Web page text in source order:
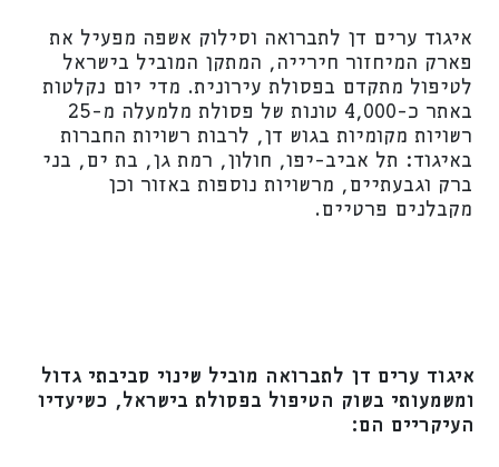
איגוד ערים דן לתברואה וסילוק אשפה מפעיל את
פארק המיחזור חירייה, המתקן המוביל בישראל
לטיפול מתקדם בפסולת עירונית. מדי יום נקלטות
באתר כ-4,000 טונות של פסולת מלמעלה מ-25
רשויות מקומיות בגוש דן, לרבות רשויות החברות
באיגוד: תל אביב-יפו, חולון, רמת גן, בת ים, בני
ברק וגבעתיים, מרשויות נוספות באזור וכן
מקבלנים פרטיים.
איגוד ערים דן לתברואה מוביל שינוי סביבתי גדול
ומשמעותי בשוק הטיפול בפסולת בישראל, כשיעדיו
העיקריים הם: